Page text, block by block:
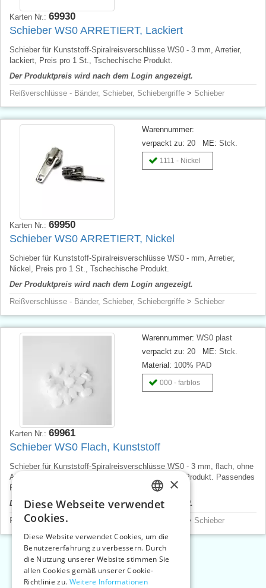
Karten Nr.: 69930
Schieber WS0 ARRETIERT, Lackiert
Schieber für Kunststoff-Spiralreisverschlüsse WS0 - 3 mm, Arretier,
lackiert, Preis pro 1 St., Tschechische Produkt.
Der Produktpreis wird nach dem Login angezeigt.
Reißverschlüsse - Bänder, Schieber, Schiebergriffe > Schieber
Warennummer:
verpackt zu: 20 ME: Stck.
1111 - Nickel
Karten Nr.: 69950
Schieber WS0 ARRETIERT, Nickel
Schieber für Kunststoff-Spiralreisverschlüsse WS0 - mm, Arretier,
Nickel, Preis pro 1 St., Tschechische Produkt.
Der Produktpreis wird nach dem Login angezeigt.
Reißverschlüsse - Bänder, Schieber, Schiebergriffe > Schieber
Warennummer: WS0 plast
verpackt zu: 20 ME: Stck.
Material: 100% PAD
000 - farblos
Karten Nr.: 69961
Schieber WS0 Flach, Kunststoff
Schieber für Kunststoff-Spiralreisverschlüsse WS0 - 3 mm, flach, ohne
Abziehvorrichtung, Preis pro 1 St., Tschechisches Produkt. Passendes
Reißverschlussband - Nr. 69920.
Der Produktpreis wird nach dem Login angezeigt.
Reißverschlüsse - Bänder, Schieber, Schiebergriffe
> Schieber
2
CZECH
ENGLISH
×
Diese Webseite verwendet
Cookies.
Diese Website verwendet Cookies, um die
Benutzererfahrung zu verbessern. Durch
die Nutzung unserer Website stimmen Sie
allen Cookies gemäß unserer Cookie-
Richtlinie zu. Weitere Informationen